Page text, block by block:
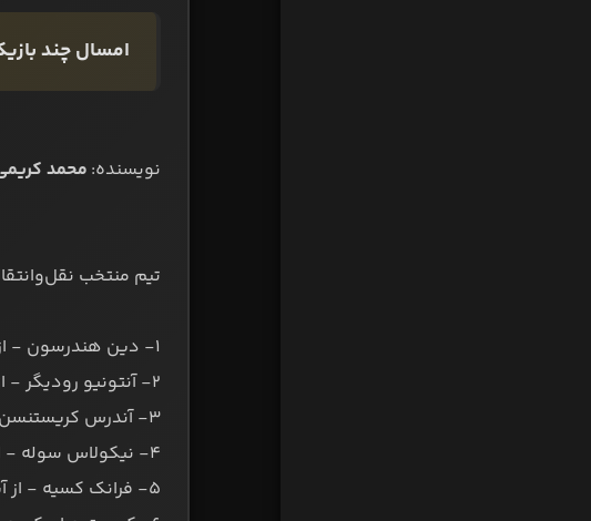
امسال چند
نویسنده:محمد
تیم منتخب
۱- دین هندرسون - از شفیلد یونایتد به ناتینگهام فارست
۲- آنتونیو رودیگر - از چلسی به رئال مادرید
۳- آندرس کریستنسن - از چلسی به بارسلونا
۴- نیکولاس سوله - از بایرن مونیخ به بورسیا دورتموند
۵- فرانک کسیه - از آث میلان به بارسلونا